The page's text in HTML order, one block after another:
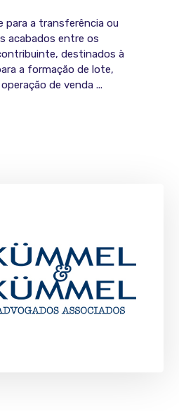
para a transferência ou
acabados entre os
destinados à
a formação de lote,
de venda ...